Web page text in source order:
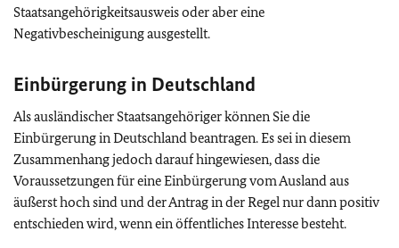
Staatsangehörigkeitsausweis oder aber eine
Negativbescheinigung ausgestellt.
Einbürgerung in Deutschland
Als ausländischer Staatsangehöriger können Sie die
Einbürgerung in Deutschland beantragen. Es sei in diesem
Zusammenhang jedoch darauf hingewiesen, dass die
Voraussetzungen für eine Einbürgerung vom Ausland aus
äußerst hoch sind und der Antrag in der Regel nur dann positiv
entschieden wird, wenn ein öffentliches Interesse besteht.